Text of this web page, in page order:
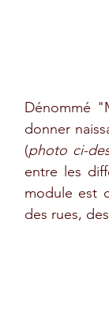
Dénommé
donner
(photo ci-
entre les
module est
des rues,